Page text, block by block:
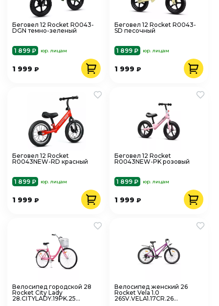
Беговел 12 Rocket R0043-
DGN темно-зеленый
1 899 ₽ юр. лицам
1 999 ₽
Беговел 12 Rocket R0043-
SD песочный
1 899 ₽ юр. лицам
1 999₽
Беговел 12 Rocket
R0043NEW-RD красный
1 899 ₽ юр. лицам
1 999 ₽
Беговел 12 Rocket
R0043NEW-PK розовый
1 899 ₽ юр. лицам
1 999₽
Велосипед городской 28
Rocket City Lady
28.CITYLADY.19PK.25
Велосипед женский 26
Rocket Vela 1.0
26SV.VELA1.17CR.26